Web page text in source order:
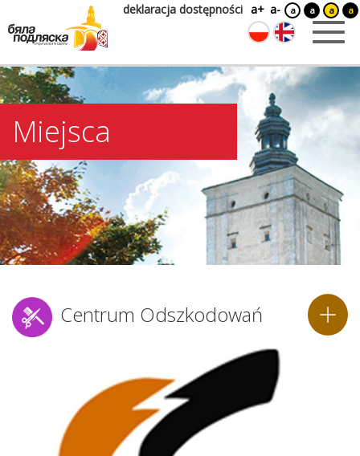
deklaracja dostępności a+ a- a a a a
Miejsca
Centrum Odszkodowań